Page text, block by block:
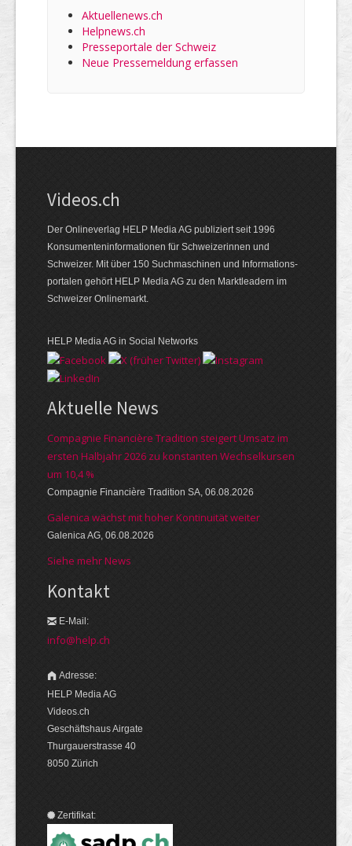
Aktuellenews.ch
Helpnews.ch
Presseportale der Schweiz
Neue Pressemeldung erfassen
Videos.ch
Der Onlineverlag HELP Media AG publiziert seit 1996
Konsumenten­informationen für Schweizerinnen und
Schweizer. Mit über 150 Suchmaschinen und Informations­
portalen gehört HELP Media AG zu den Marktleadern im
Schweizer Onlinemarkt.
HELP Media AG in Social Networks
Aktuelle News
Compagnie Financière Tradition steigert Umsatz im
ersten Halbjahr 2026 zu konstanten Wechselkursen
um 10,4 %
Compagnie Financière Tradition SA, 06.08.2026
Galenica wächst mit hoher Kontinuität weiter
Galenica AG, 06.08.2026
Siehe mehr News
Kontakt
E-Mail:
info@help.ch
Adresse:
HELP Media AG
Videos.ch
Geschäftshaus Airgate
Thurgauerstrasse 40
8050 Zürich
Zertifikat: